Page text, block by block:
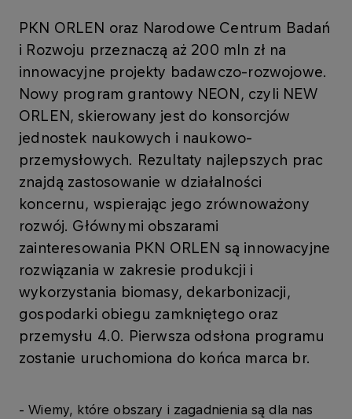
PKN ORLEN oraz Narodowe Centrum Badań
i Rozwoju przeznaczą aż 200 mln zł na
innowacyjne projekty badawczo-rozwojowe.
Nowy program grantowy NEON, czyli NEW
ORLEN, skierowany jest do konsorcjów
jednostek naukowych i naukowo-
przemysłowych. Rezultaty najlepszych prac
znajdą zastosowanie w działalności
koncernu, wspierając jego zrównoważony
rozwój. Głównymi obszarami
zainteresowania PKN ORLEN są innowacyjne
rozwiązania w zakresie produkcji i
wykorzystania biomasy, dekarbonizacji,
gospodarki obiegu zamkniętego oraz
przemysłu 4.0. Pierwsza odsłona programu
zostanie uruchomiona do końca marca br.
- Wiemy, które obszary i zagadnienia są dla nas